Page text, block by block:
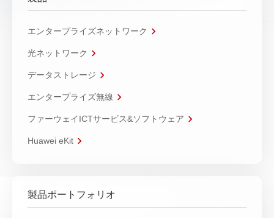
エンタープライズネットワーク
光ネットワーク
データストレージ
エンタープライズ無線
ファーウェイICTサービス&ソフトウェア
Huawei eKit
製品ポートフォリオ